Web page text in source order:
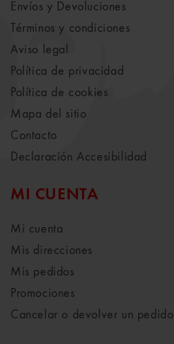
Envíos y Devoluciones
Términos y condiciones
Aviso legal
Política de privacidad
Política de cookies
Mapa del sitio
Contacto
Declaración Accesibilidad
MI CUENTA
Mi cuenta
Mis direcciones
Mis pedidos
Promociones
Cancelar o devolver un pedido